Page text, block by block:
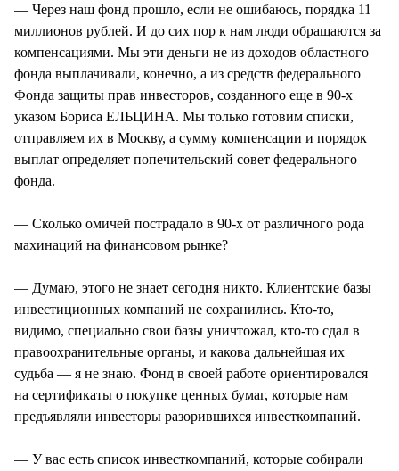
— Через наш фонд прошло, если не ошибаюсь, порядка 11
миллионов рублей. И до сих пор к нам люди обращаются за
компенсациями. Мы эти деньги не из доходов областного
фонда выплачивали, конечно, а из средств федерального
Фонда защиты прав инвесторов, созданного еще в 90-х
указом Бориса ЕЛЬЦИНА. Мы только готовим списки,
отправляем их в Москву, а сумму компенсации и порядок
выплат определяет попечительский совет федерального
фонда.
— Сколько омичей пострадало в 90-х от различного рода
махинаций на финансовом рынке?
— Думаю, этого не знает сегодня никто. Клиентские базы
инвестиционных компаний не сохранились. Кто-то,
видимо, специально свои базы уничтожал, кто-то сдал в
правоохранительные органы, и какова дальнейшая их
судьба — я не знаю. Фонд в своей работе ориентировался
на сертификаты о покупке ценных бумаг, которые нам
предъявляли инвесторы разорившихся инвесткомпаний.
— У вас есть список инвесткомпаний, которые собирали